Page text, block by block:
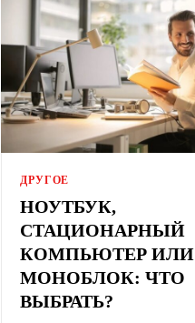
ДРУГОЕ
НОУТБУК,
СТАЦИОНАРНЫЙ
КОМПЬЮТЕР ИЛИ
МОНОБЛОК: ЧТО
ВЫБРАТЬ?